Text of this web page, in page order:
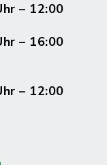
– 12:00
– 16:00
– 12:00